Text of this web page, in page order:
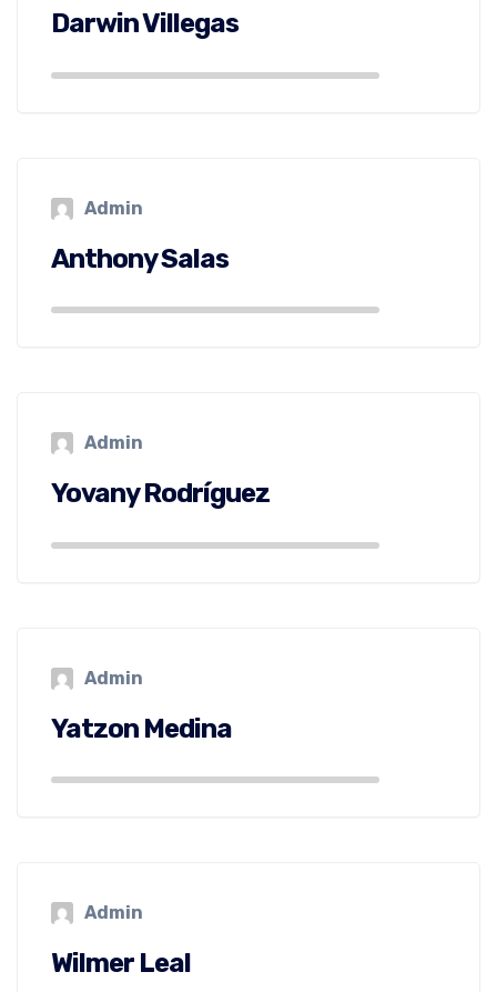
Darwin Villegas
Admin
Anthony Salas
Admin
Yovany Rodríguez
Admin
Yatzon Medina
Admin
Wilmer Leal